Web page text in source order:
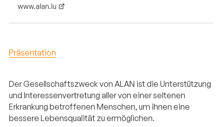
www.alan.lu
Präsentation
Der Gesellschaftszweck von ALAN ist die Unterstützung
und Interessenvertretung aller von einer seltenen
Erkrankung betroffenen Menschen, um ihnen eine
bessere Lebensqualität zu ermöglichen.